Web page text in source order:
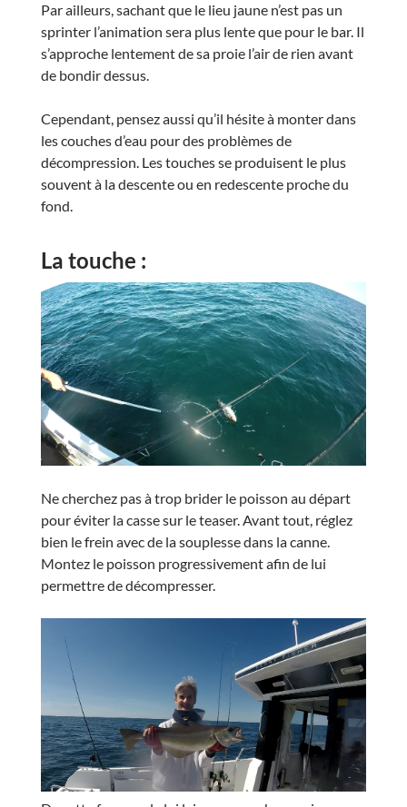
Par ailleurs, sachant que le lieu jaune n’est pas un
sprinter l’animation sera plus lente que pour le bar. Il
s’approche lentement de sa proie l’air de rien avant
de bondir dessus.
Cependant, pensez aussi qu’il hésite à monter dans
les couches d’eau pour des problèmes de
décompression. Les touches se produisent le plus
souvent à la descente ou en redescente proche du
fond.
La touche :
Ne cherchez pas à trop brider le poisson au départ
pour éviter la casse sur le teaser. Avant tout, réglez
bien le frein avec de la souplesse dans la canne.
Montez le poisson progressivement afin de lui
permettre de décompresser.